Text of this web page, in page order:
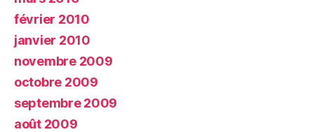
février 2010
janvier 2010
novembre 2009
octobre 2009
septembre 2009
août 2009